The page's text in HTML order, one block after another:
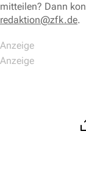
mitteilen? Dann
redaktion@zfk.de.